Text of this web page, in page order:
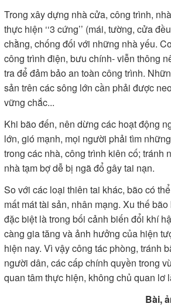
Trong xây dựng nhà cửa, công trình,
thực hiện ‘‘3 cứng’’ (mái, tường, cửa
chằng, chống đối với những nhà yếu.
công trình điện, bưu chính- viễn thông
tra để đảm bảo an toàn công trình.
sản trên các sông lớn cần phải được
vững chắc...
Khi bão đến, nên dừng các hoạt động
lớn, gió mạnh, mọi người phải tìm
trong các nhà, công trình kiên cố; tránh
nhà tạm bợ dễ bị ngã đổ gây tai nạn.
So với các loại thiên tai khác, bão có
mất mát tài sản, nhân mạng. Xu thế
đặc biệt là trong bối cảnh biến đổi khí
càng gia tăng và ảnh hưởng của hiện
hiện nay. Vì vậy công tác phòng, tránh
người dân, các cấp chính quyền trong
quan tâm thực hiện, không chủ quan lơ
Bài,